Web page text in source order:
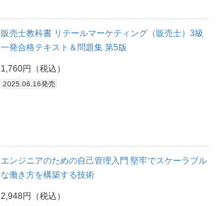
販売士教科書 リテールマーケティング（販売士）3級
一発合格テキスト＆問題集 第5版
1,760円（税込）
2025.06.16発売
エンジニアのための自己管理入門 堅牢でスケーラブル
な働き方を構築する技術
2,948円（税込）